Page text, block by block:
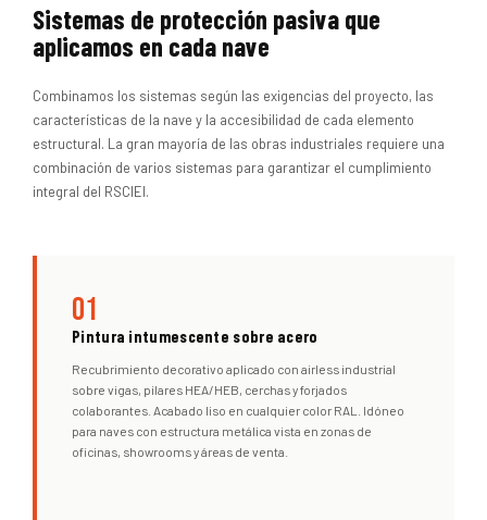
Sistemas de protección pasiva que
aplicamos en cada nave
Combinamos los sistemas según las exigencias del proyecto, las
características de la nave y la accesibilidad de cada elemento
estructural. La gran mayoría de las obras industriales requiere una
combinación de varios sistemas para garantizar el cumplimiento
integral del RSCIEI.
01
Pintura intumescente sobre acero
Recubrimiento decorativo aplicado con airless industrial
sobre vigas, pilares HEA/HEB, cerchas y forjados
colaborantes. Acabado liso en cualquier color RAL. Idóneo
para naves con estructura metálica vista en zonas de
oficinas, showrooms y áreas de venta.